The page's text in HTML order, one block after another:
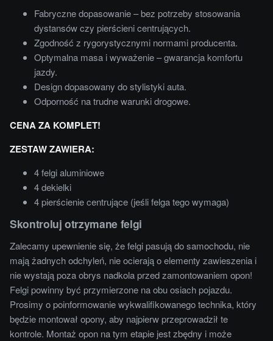
Fabryczne dopasowanie – bez potrzeby stosowania
dystansów czy pierścieni centrujących.
Zgodność z rygorystycznymi normami producenta.
Optymalna masa i wyważenie – gwarancja komfortu
jazdy.
Design dopasowany do stylistyki auta.
Odporność na trudne warunki drogowe.
CENA ZA KOMPLET!
ZESTAW ZAWIERA:
4 felgi aluminiowe
4 dekielki
4 pierścienie centrujące (jeśli felga tego wymaga)
Skontroluj otrzymane felgi
Zalecamy upewnienie się, że felgi pasują do samochodu, nie
mają żadnych odchyleń, nie ocierają o elementy zawieszenia i
nie wystają poza obrys nadkola przed zamontowaniem opon!
Felgi powinny być przymierzone na obu osiach pojazdu.
Prosimy o poinformowanie wykwalifikowanego technika, który
będzie montował opony, aby najpierw przeprowadził te
kontrole. Montaż opon na tym etapie jest zbędny i może